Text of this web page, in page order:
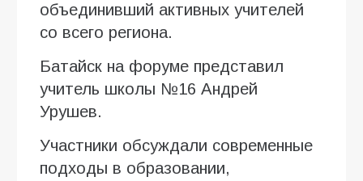
объединивший активных учителей
со всего региона.
Батайск на форуме представил
учитель школы №16 Андрей
Урушев.
Участники обсуждали современные
подходы в образовании,